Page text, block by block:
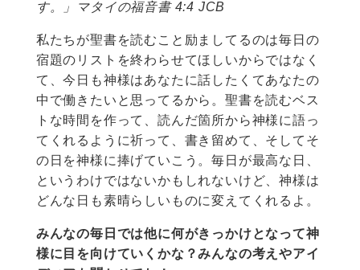
す。」マタイの福音書 4:4 JCB
私たちが聖書を読むこと励ましてるのは毎日の
宿題のリストを終わらせてほしいからではなく
て、今日も神様はあなたに話したくてあなたの
中で働きたいと思ってるから。聖書を読むベス
トな時間を作って、読んだ箇所から神様に語っ
てくれるように祈って、書き留めて、そしてそ
の日を神様に捧げていこう。毎日が最高な日、
というわけではないかもしれないけど、神様は
どんな日も素晴らしいものに変えてくれるよ。
みんなの毎日では他に何がきっかけとなって神
様に目を向けていくかな？みんなの考えやアイ